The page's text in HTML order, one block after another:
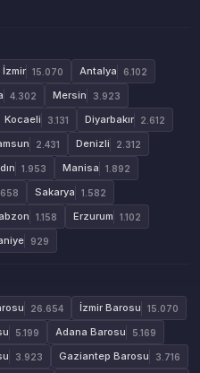
İzmir 15.070 Antalya 6.102
4.302 Mersin 3.923
Kocaeli 3.131 Diyarbakır 2.612
2.431 Denizli 2.312
1.953 Manisa 1.892
Sakarya 1.582
1.158 Erzurum 1.102
929
26.654 İzmir Barosu 15.070
5.199 Adana Barosu 5.169
3.923 Gaziantep Barosu 3.716